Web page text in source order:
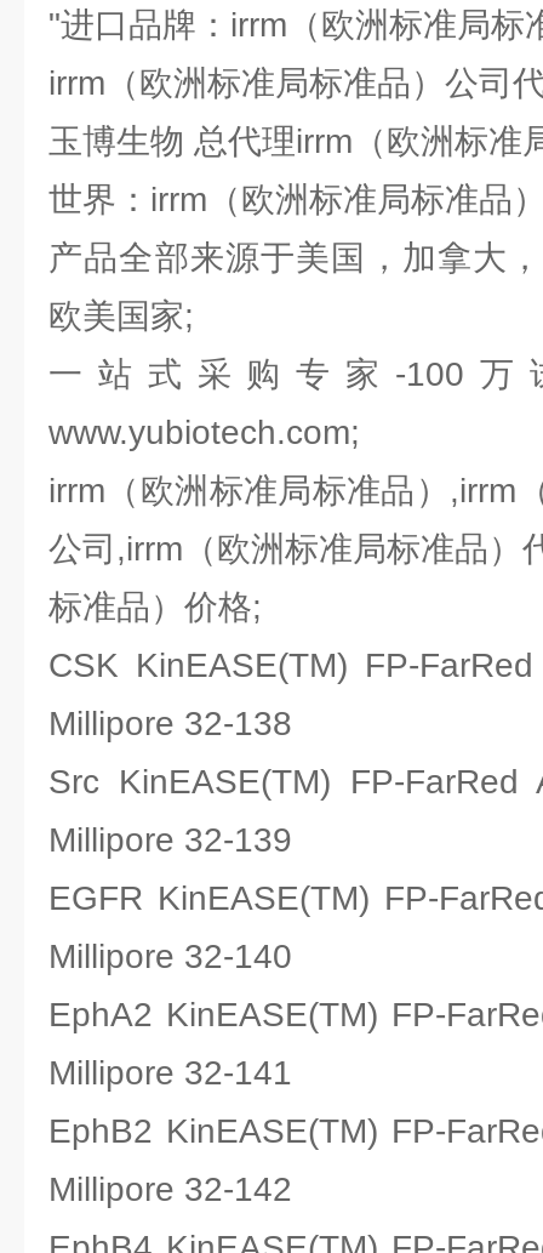
"进口品牌：irrm（欧洲标准局
irrm（欧洲标准局标准品）公司
玉博生物 总代理irrm（欧洲标
世界：irrm（欧洲标准局标准品
产品全部来源于美国，加拿大
欧美国家;
一站式采购专家-100万
www.yubiotech.com;
irrm（欧洲标准局标准品）,irrm
公司,irrm（欧洲标准局标准品）
标准品）价格;
CSK KinEASE(TM) FP-
Millipore 32-138
Src KinEASE(TM) FP-
Millipore 32-139
EGFR KinEASE(TM) FP-
Millipore 32-140
EphA2 KinEASE(TM) FP-
Millipore 32-141
EphB2 KinEASE(TM) FP-
Millipore 32-142